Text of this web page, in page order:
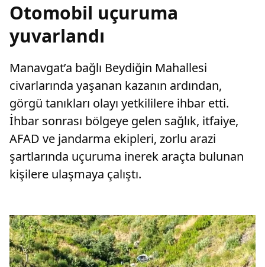
Otomobil uçuruma
yuvarlandı
Manavgat’a bağlı Beydiğin Mahallesi
civarlarında yaşanan kazanın ardından,
görgü tanıkları olayı yetkililere ihbar etti.
İhbar sonrası bölgeye gelen sağlık, itfaiye,
AFAD ve jandarma ekipleri, zorlu arazi
şartlarında uçuruma inerek araçta bulunan
kişilere ulaşmaya çalıştı.